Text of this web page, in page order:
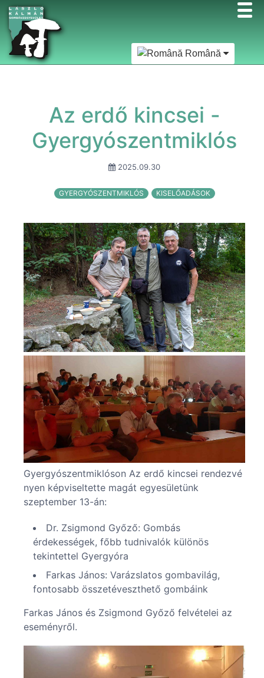
Română
Az erdő kincsei -
Gyergyószentmiklós
2025.09.30
GYERGYÓSZENTMIKLÓS KISELŐADÁSOK
Gyergyószentmiklóson Az erdő kincsei rendezvé
nyen képviseltette magát egyesületünk
szeptember 13-án:
Dr. Zsigmond Győző: Gombás
érdekességek, főbb tudnivalók különös
tekintettel Gyergyóra
Farkas János: Varázslatos gombavilág,
fontosabb összetéveszthető gombáink
Farkas János és Zsigmond Győző felvételei az
eseményről.